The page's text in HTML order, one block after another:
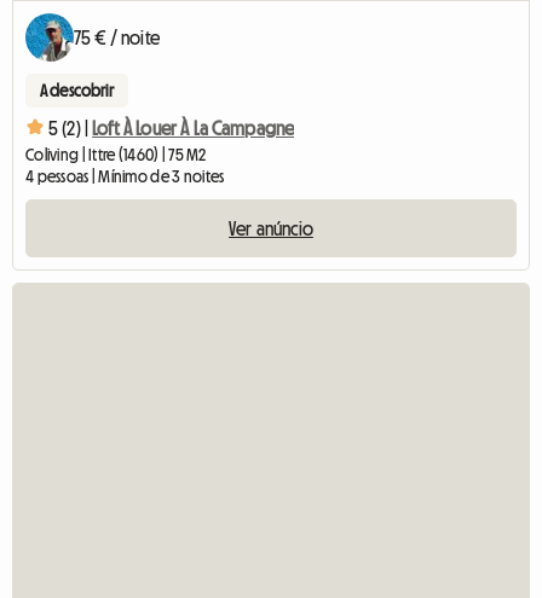
75 € / noite
A descobrir
5 (2) | Loft À Louer À La Campagne
Coliving | Ittre (1460) | 75 M2
4 pessoas | Mínimo de 3 noites
Ver anúncio